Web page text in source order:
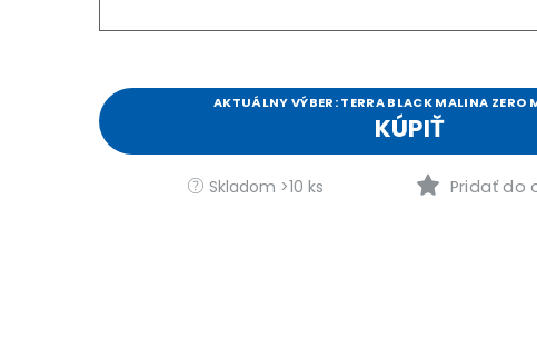
AKTUÁLNY VÝBER: TERRA BLACK MALINA ZERO
KÚPIŤ
Skladom >10 ks Pridať do